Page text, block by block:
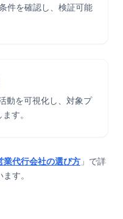
件を確認し、検証可能
動を可視化し、対象プ
す。
業代行会社の選び方 」で詳
す。